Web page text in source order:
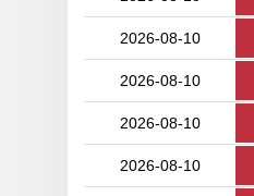
2026-08-10
2026-08-10
2026-08-10
2026-08-10